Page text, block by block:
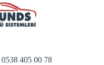
0538 405 00 78